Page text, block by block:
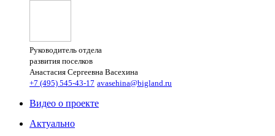
Руководитель отдела
развития поселков
Анастасия Сергеевна Васехина
+7 (495) 545-43-17 avasehina@bigland.ru
Видео о проекте
Актуально